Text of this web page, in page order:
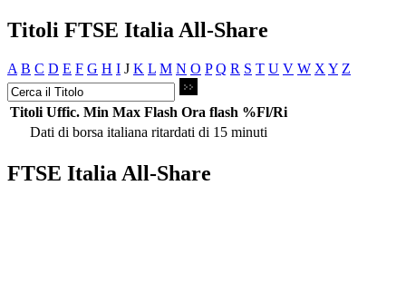
Titoli FTSE Italia All-Share
A B C D E F G H I J K L M N O P Q R S T U V W X Y Z
Titoli Uffic. Min Max Flash Ora flash %Fl/Ri
Dati di borsa italiana ritardati di 15 minuti
FTSE Italia All-Share